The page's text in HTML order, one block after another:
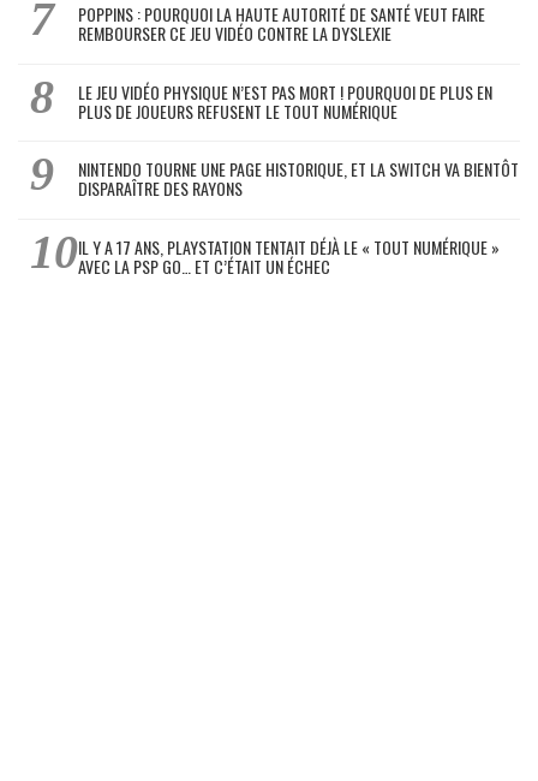
POPPINS : POURQUOI LA HAUTE AUTORITÉ DE SANTÉ VEUT FAIRE
REMBOURSER CE JEU VIDÉO CONTRE LA DYSLEXIE
LE JEU VIDÉO PHYSIQUE N’EST PAS MORT ! POURQUOI DE PLUS EN
PLUS DE JOUEURS REFUSENT LE TOUT NUMÉRIQUE
NINTENDO TOURNE UNE PAGE HISTORIQUE, ET LA SWITCH VA BIENTÔT
DISPARAÎTRE DES RAYONS
IL Y A 17 ANS, PLAYSTATION TENTAIT DÉJÀ LE « TOUT NUMÉRIQUE »
AVEC LA PSP GO… ET C’ÉTAIT UN ÉCHEC